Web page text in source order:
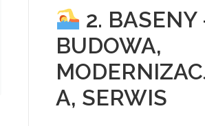
2. BASENY
BUDOWA,
A, SERWIS